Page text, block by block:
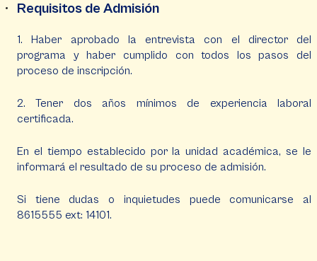
Requisitos de Admisión
1. Haber aprobado la entrevista con el director del
programa y haber cumplido con todos los pasos del
proceso de inscripción.
2. Tener dos años mínimos de experiencia laboral
certificada.
En el tiempo establecido por la unidad académica, se le
informará el resultado de su proceso de admisión.
Si tiene dudas o inquietudes puede comunicarse al
8615555 ext: 14101.